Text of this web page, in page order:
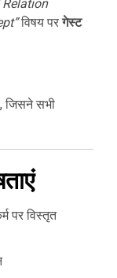
Relation
विषय परगेस्ट
जिसने सभी
पर विस्तृत